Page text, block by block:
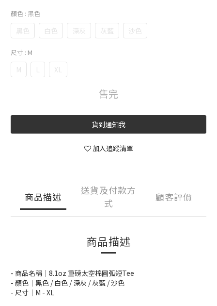
顏色 : 黑色
黑色 白色 深灰 灰藍 沙色
尺寸 : M
M L XL
售完
貨到通知我
加入追蹤清單
商品描述
送貨及付款方
式
顧客評價
商品描述
- 商品名稱｜8.1oz 重磅太空棉圓弧短Tee
- 顏色｜黑色 / 白色 / 深灰 / 灰藍 / 沙色
- 尺寸｜M - XL